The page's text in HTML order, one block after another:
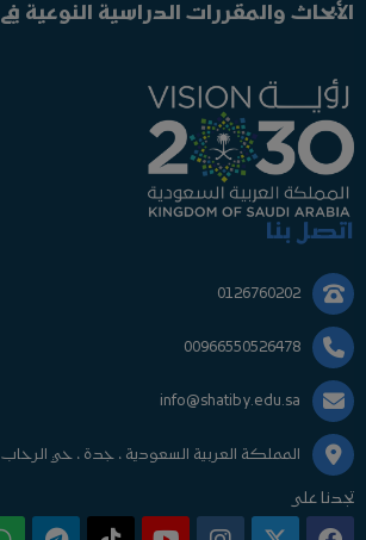
الأبحاث والمقررات الدراسية النوعية
اتصل بنا
0126760202
00966550526478
info@shatiby.edu.sa
المملكة العربية السعودية ، جدة ، حي الرحاب
تجدنا على